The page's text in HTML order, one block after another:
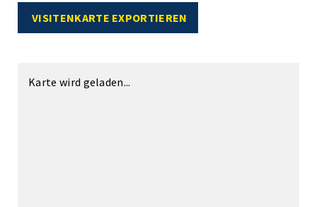
VISITENKARTE EXPORTIEREN
Karte wird geladen...